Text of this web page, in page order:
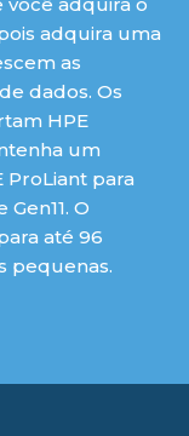
você adquira o
adquira uma
as
dados. Os
HPE
um
para
O
até 96
pequenas.